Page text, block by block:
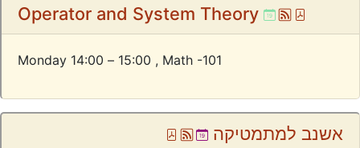
Operator and System Theory IcalAtom
Monday 14:00 – 15:00 , Math -101
אשנב למתמטיקה Ical
Atom